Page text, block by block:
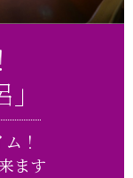
！
ます